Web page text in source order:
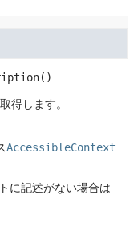
()
得します。
AccessibleContext
に記述がない場合は